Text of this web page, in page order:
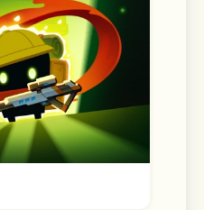
entering a
a topic of interest
the